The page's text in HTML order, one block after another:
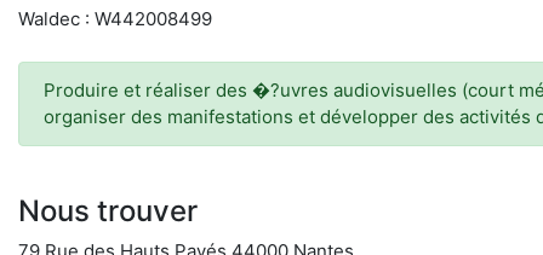
Waldec : W442008499
Produire et réaliser des �?uvres audiovisuelles (court
organiser des manifestations et développer des
Nous trouver